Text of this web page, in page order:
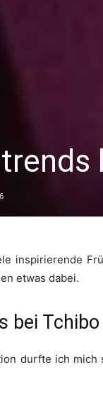
inspirierende
etwas dabei.
bei Tchibo
durfte ich